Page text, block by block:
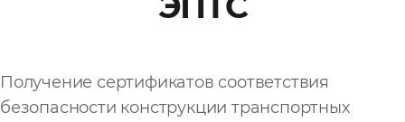
Получение сертификатов соответствия
безопасности конструкции транспортных
Файл
Добавить еще